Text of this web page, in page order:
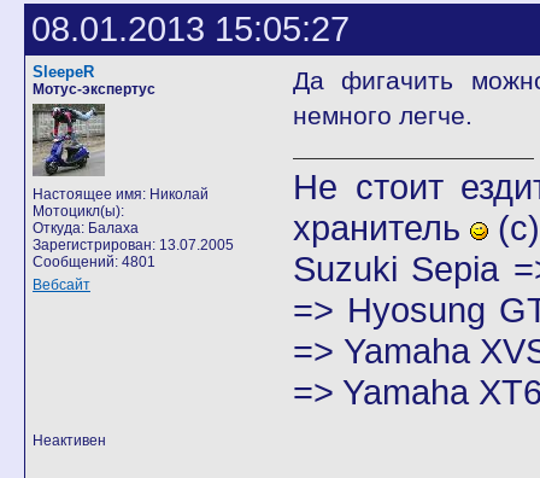
08.01.2013 15:05:27
SleepeR
Мотус-экспертус
Настоящее имя: Николай
Мотоцикл(ы):
Откуда: Балаха
Зарегистрирован: 13.07.2005
Сообщений: 4801
Вебсайт
Да фигачить
немного легче.
Не стоит
хранитель
(с)
Suzuki Sepia
=> Hyosung
=> Yamaha
=> Yamaha
Неактивен